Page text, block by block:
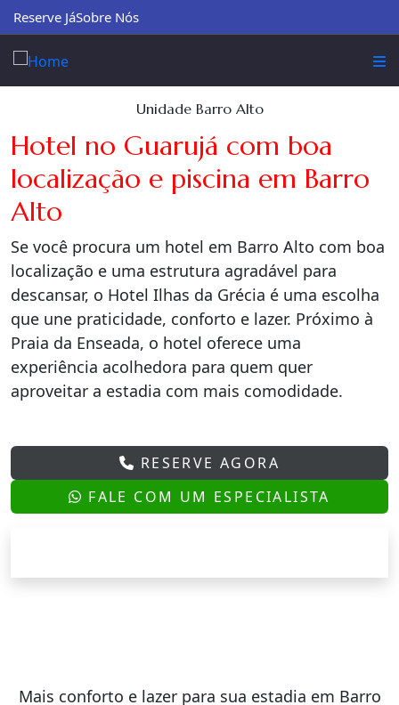
Reserve JáSobre Nós
Unidade Barro Alto
Hotel no Guarujá com boa
localização e piscina em Barro
Alto
Se você procura um hotel em Barro Alto com boa
localização e uma estrutura agradável para
descansar, o Hotel Ilhas da Grécia é uma escolha
que une praticidade, conforto e lazer. Próximo à
Praia da Enseada, o hotel oferece uma
experiência acolhedora para quem quer
aproveitar a estadia com mais comodidade.
RESERVE AGORA
FALE COM UM ESPECIALISTA
Mais conforto e lazer para sua estadia em Barro